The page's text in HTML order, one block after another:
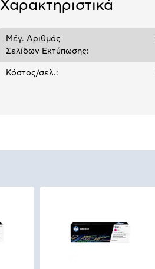
2,53 €
Χαρακτηριστικά
Μέγ. Αριθμός
Σελίδων Εκτύπωσης:
Κόστος/σελ.: